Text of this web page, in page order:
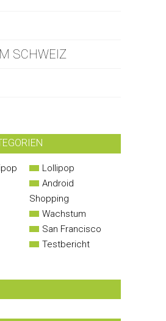
SCHWEIZ
Lollipop
Android
Shopping
Wachstum
San Francisco
Testbericht